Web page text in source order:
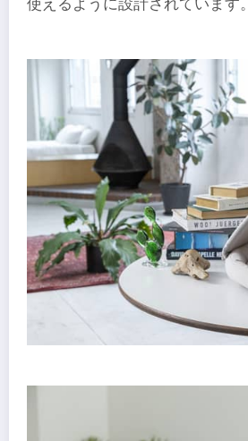
使えるように設計されています。